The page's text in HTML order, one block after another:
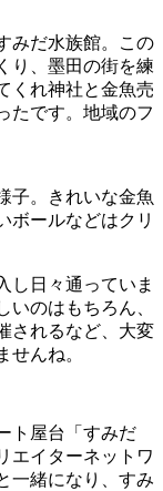
みだ水族館。この
り、墨田の街を練
くれ神社と金魚売
たです。地域のフ
子。きれいな金魚
ボールなどはクリ
し日々通っていま
のはもちろん、
されるなど、大変
せんね。
ト屋台「すみだ
エイターネットワ
一緒になり、すみ